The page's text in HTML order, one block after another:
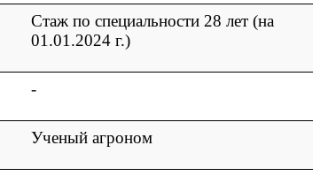
Стаж по специальности 28 лет (на
01.01.2024 г.)
-
Ученый агроном